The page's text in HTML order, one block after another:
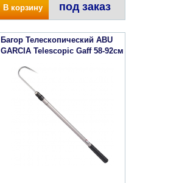
В корзину под заказ
Багор Телескопический ABU
GARCIA Telescopic Gaff 58-92см